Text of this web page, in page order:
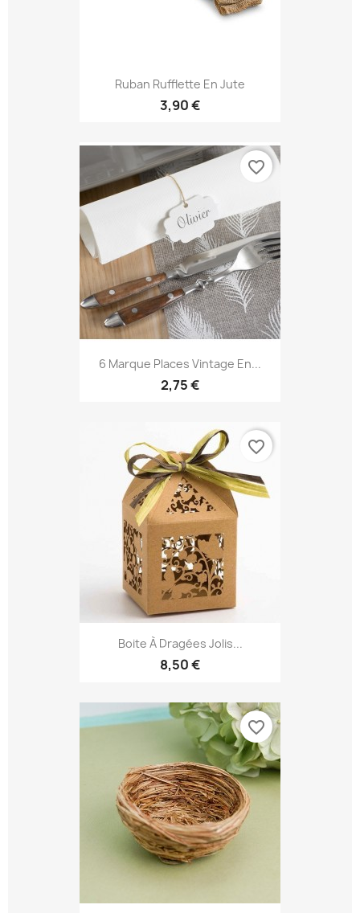
Ruban Rufflette En Jute
3,90 €
6 Marque Places Vintage En...
2,75 €
favorite_border
Boite À Dragées Jolis...
8,50 €
favorite_border
favorite_border